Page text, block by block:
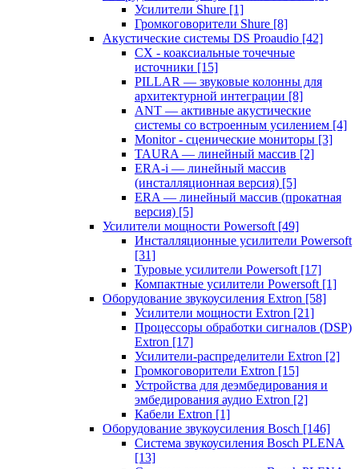
Усилители Shure [1]
Громкоговорители Shure [8]
Акустические системы DS Proaudio [42]
CX - коаксиальные точечные
источники [15]
PILLAR — звуковые колонны для
архитектурной интеграции [8]
ANT — активные акустические
системы со встроенным усилением [4]
Monitor - сценические мониторы [3]
TAURA — линейный массив [2]
ERA-i — линейный массив
(инсталляционная версия) [5]
ERA — линейный массив (прокатная
версия) [5]
Усилители мощности Powersoft [49]
Инсталляционные усилители Powersoft
[31]
Туровые усилители Powersoft [17]
Компактные усилители Powersoft [1]
Оборудование звукоусиления Extron [58]
Усилители мощности Extron [21]
Процессоры обработки сигналов (DSP)
Extron [17]
Усилители-распределители Extron [2]
Громкоговорители Extron [15]
Устройства для деэмбедирования и
эмбедирования аудио Extron [2]
Кабели Extron [1]
Оборудование звукоусиления Bosch [146]
Система звукоусиления Bosch PLENA
[13]